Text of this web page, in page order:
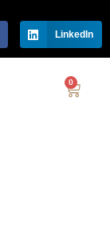
LinkedIn
0